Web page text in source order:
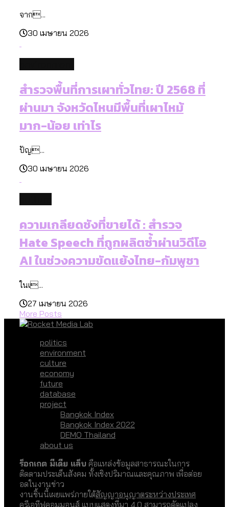
จาก...
30 เมษายน 2026
สำรวจพื้นที่การเผาทั่วไทย: ปี 2568 ที่
ผ่านมา จังหวัดไหนมีพื้นที่เผาไหม้
มาก-น้อย เท่าไร
ปัญ...
30 เมษายน 2026
ความเกลียดชังที่ขายได้ : สำรวจ
Hate Speech ที่ถูกผลิตซ้ำผ่านวิดีโอ
AI ในช่วงความขัดแย้งไทย-กัมพูชา
ในเ...
27 เมษายน 2026
More Posts
politics
environment
culture
economy
future
database
project
Bangkok Index
Bangkok Index 2022
DEMO Thailand
about us
ร็อกเกต มีเดีย แล็บ คือแหล่งข้อมูลสาธารณะในการ
ติดตามประเด็นสังคม ทั้งเชิงปริมาณและคุณภาพ เพื่อต่อย
อดในงานข่าว
งานชิ้นนี้เผยแพร่ภายใต้สัญญาอนุญาตระหว่างประเทศ
ครีเอทีฟคอมมอนส์ แบบแสดงที่มา 4.0 สามารถดัดแปลง